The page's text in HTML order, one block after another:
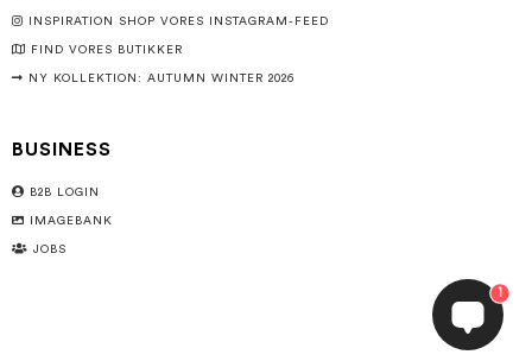
INSPIRATION SHOP VORES INSTAGRAM-FEED
FIND VORES BUTIKKER
NY KOLLEKTION: AUTUMN WINTER 2026
BUSINESS
B2B LOGIN
IMAGEBANK
JOBS
1